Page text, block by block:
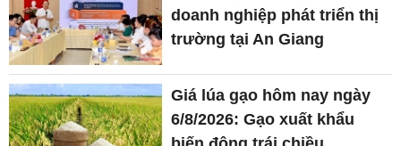
doanh nghiệp phát triển thị
trường tại An Giang
Giá lúa gạo hôm nay ngày
6/8/2026: Gạo xuất khẩu